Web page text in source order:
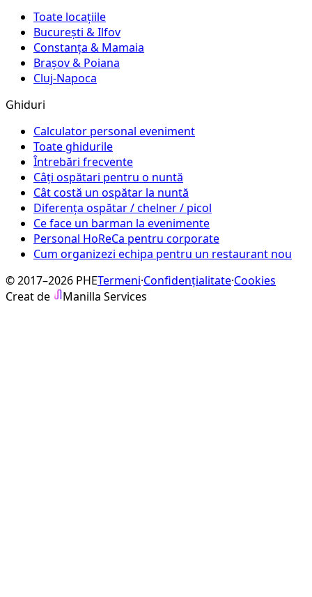
Toate locațiile
București & Ilfov
Constanța & Mamaia
Brașov & Poiana
Cluj-Napoca
Ghiduri
Calculator personal eveniment
Toate ghidurile
Întrebări frecvente
Câți ospătari pentru o nuntă
Cât costă un ospătar la nuntă
Diferența ospătar / chelner / picol
Ce face un barman la evenimente
Personal HoReCa pentru corporate
Cum organizezi echipa pentru un restaurant nou
© 2017–2026 PHETermeni·Confidențialitate·Cookies
Creat de
Manilla Services